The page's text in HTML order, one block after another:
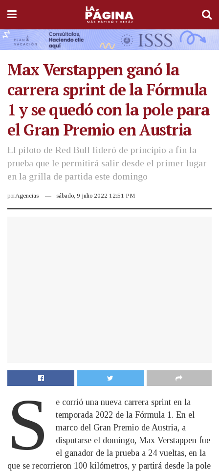
Max Verstappen ganó la
carrera sprint de la Fórmula
1 y se quedó con la pole para
el Gran Premio en Austria
El piloto de Red Bull lideró de principio a fin la
prueba que le permitirá salir desde el primer lugar
en la grilla de partida este domingo
porAgencias sábado, 9 julio 2022 12:51 PM
S
e corrió una nueva carrera sprint en la
temporada 2022 de la Fórmula 1. En el
marco del Gran Premio de Austria, a
disputarse el domingo, Max Verstappen fue
el ganador de la prueba a 24 vueltas, en la
que se recorrieron 100 kilómetros, y partirá desde la pole